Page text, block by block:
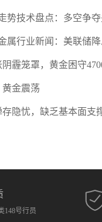
势技术盘点：多空争
属行业新闻：美联储
霾笼罩，黄金困守
金震荡
隐忧，缺乏基本面支
148号行员